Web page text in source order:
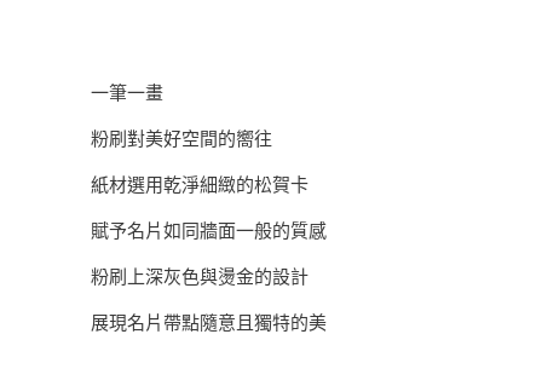
一筆一畫
粉刷對美好空間的嚮往
紙材選用乾淨細緻的松賀卡
賦予名片如同牆面一般的質感
粉刷上深灰色與燙金的設計
展現名片帶點隨意且獨特的美